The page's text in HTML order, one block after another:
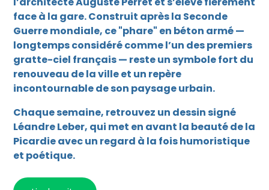
face à la gare. Construit après la Seconde
Guerre mondiale, ce "phare" en béton armé —
longtemps considéré comme l’un des premiers
gratte-ciel français — reste un symbole fort du
renouveau de la ville et un repère
incontournable de son paysage urbain.
Chaque semaine, retrouvez un dessin signé
Léandre Leber, qui met en avant la beauté de la
Picardie avec un regard à la fois humoristique
et poétique.